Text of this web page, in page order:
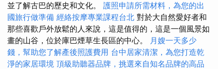
並了解古巴的歷史和文化。 護照申請所需材料，為您的出
國旅行做準備 經絡按摩專業課程台北 對於大自然愛好者和
那些喜歡戶外放鬆的人來說，這是值得的，這是一個風景如
畫的山谷，位於庫巴煙草生長區的中心。 月嫂一天多少
錢，幫助您了解產後照護費用 台中居家清潔，為您打造乾
淨的家居環境 頂級助聽器品牌，挑選來自知名品牌的高品